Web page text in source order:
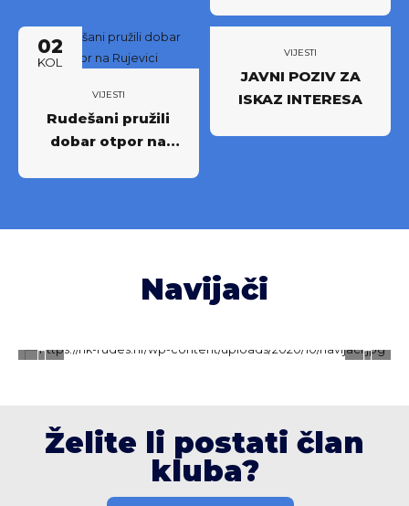
novi iskorak među
najboljima
02
KOL
VIJESTI
Rudešani pružili
dobar otpor na
VIJESTI
JAVNI POZIV ZA
ISKAZ INTERESA
Navijači
Želite li postati član
kluba?